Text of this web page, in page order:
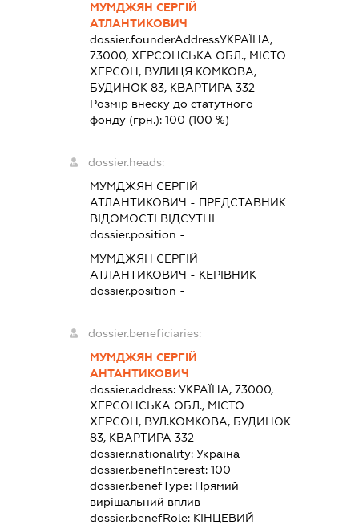
МУМДЖЯН СЕРГІЙ
АТЛАНТИКОВИЧ
dossier.founderAddressУКРАЇНА,
73000, ХЕРСОНСЬКА ОБЛ., МІСТО
ХЕРСОН, ВУЛИЦЯ КОМКОВА,
БУДИНОК 83, КВАРТИРА 332
Розмір внеску до статутного
фонду (грн.):100 (100 %)
dossier.heads:
МУМДЖЯН СЕРГІЙ
АТЛАНТИКОВИЧ - ПРЕДСТАВНИК
ВІДОМОСТІ ВІДСУТНІ
dossier.position -
МУМДЖЯН СЕРГІЙ
АТЛАНТИКОВИЧ - КЕРІВНИК
dossier.position -
dossier.beneficiaries:
МУМДЖЯН СЕРГІЙ
АНТАНТИКОВИЧ
dossier.address:УКРАЇНА, 73000,
ХЕРСОНСЬКА ОБЛ., МІСТО
ХЕРСОН, ВУЛ.КОМКОВА, БУДИНОК
83, КВАРТИРА 332
dossier.nationality:Україна
dossier.benefInterest:100
dossier.benefType: Прямий
вирішальний вплив
dossier.benefRole: КІНЦЕВИЙ